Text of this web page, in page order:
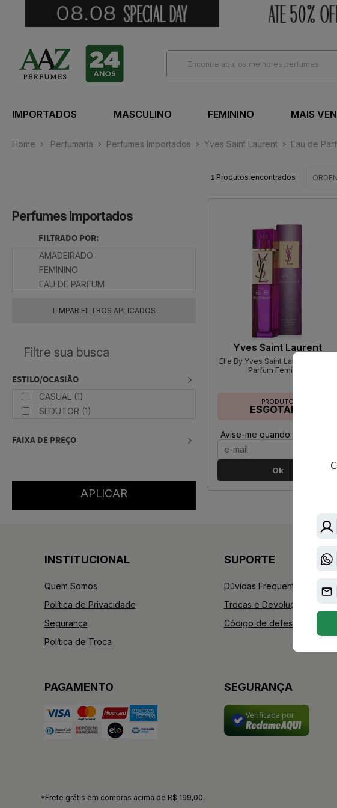
IMPORTADOS MASCULINO FEMININO MAIS
Home Perfumaria Perfumes Importados Yves Saint Laurent Eau de
Perfumes Importados
FILTRADO POR:
AMADEIRADO
FEMININO
EAU DE PARFUM
LIMPAR FILTROS APLICADOS
ESTILO/OCASIÃO
CASUAL (1)
SEDUTOR (1)
FAIXA DE PREÇO
1 Produtos encontrados
Yves Saint Laurent
Elle By Yves Saint Laurent Eau De
Parfum Feminino
PRODUTO
ESGOTADO
Avise-me quando disponível:
Ok
INSTITUCIONAL
Quem Somos
Política de Privacidade
Segurança
Política de Troca
SUPORTE
Dúvidas Frequentes
Trocas e Devoluções
Código de defesa do
PAGAMENTO SEGURANÇA
Verificada por
*Frete grátis em compras acima de R$ 199,00.